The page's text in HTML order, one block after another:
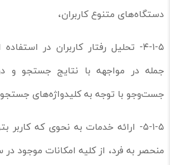
دستگاه‌های متنوع کاربران،
۴-۱-۵- تحلیل رفتار کاربران در
جمله در مواجهه با نتایج جستجو و
جست‌وجو با توجه به کلیدواژه‌های جستجو
۵-۱-۵- ارائه خدمات به نحوی که کاربر
منحصر به فرد، از کلیه امکانات موجود